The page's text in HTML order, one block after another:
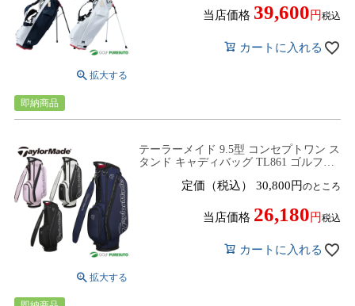
当店価格 39,600 税込
カートに入れる
即納商品
テーラーメイド 9.5型 コンセプトワン ス
タンド キャディバッグ TL861 ゴルフバ
TaylorMade定価（税込） 30,800 のところ
当店価格 26,180 税込
カートに入れる